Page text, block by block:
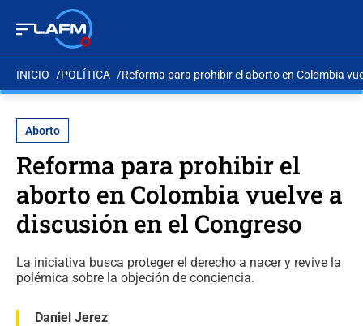
INICIO POLÍTICA Reforma para prohibir el aborto en Colombia
Aborto
Reforma para prohibir el
aborto en Colombia vuelve a
discusión en el Congreso
La iniciativa busca proteger el derecho a nacer y revive la
polémica sobre la objeción de conciencia.
Daniel Jerez